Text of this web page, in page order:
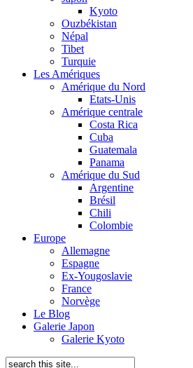
Kyoto
Ouzbékistan
Népal
Tibet
Turquie
Les Amériques
Amérique du Nord
Etats-Unis
Amérique centrale
Costa Rica
Cuba
Guatemala
Panama
Amérique du Sud
Argentine
Brésil
Chili
Colombie
Europe
Allemagne
Espagne
Ex-Yougoslavie
France
Norvège
Le Blog
Galerie Japon
Galerie Kyoto